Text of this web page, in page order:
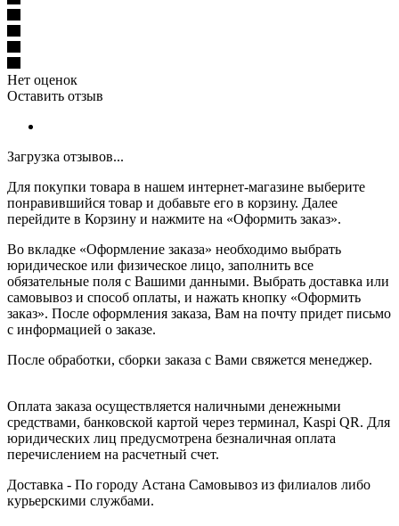
Нет оценок
Оставить отзыв
Загрузка отзывов...
Для покупки товара в нашем интернет-магазине выберите
понравившийся товар и добавьте его в корзину. Далее
перейдите в Корзину и нажмите на «Оформить заказ».
Во вкладке «Оформление заказа» необходимо выбрать
юридическое или физическое лицо, заполнить все
обязательные поля с Вашими данными. Выбрать доставка или
самовывоз и способ оплаты, и нажать кнопку «Оформить
заказ». После оформления заказа, Вам на почту придет письмо
с информацией о заказе.
После обработки, сборки заказа с Вами свяжется менеджер.
Оплата заказа осуществляется наличными денежными
средствами, банковской картой через терминал, Kaspi QR. Для
юридических лиц предусмотрена безналичная оплата
перечислением на расчетный счет.
Доставка - По городу Астана Самовывоз из филиалов либо
курьерскими службами.